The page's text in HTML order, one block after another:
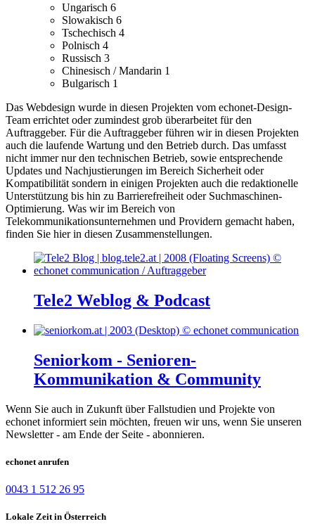
Ungarisch 6
Slowakisch 6
Tschechisch 4
Polnisch 4
Russisch 3
Chinesisch / Mandarin 1
Bulgarisch 1
Das Webdesign wurde in diesen Projekten vom echonet-Design-
Team errichtet oder zumindest grob überarbeitet für den
Auftraggeber. Für die Auftraggeber führen wir in diesen Projekten
auch die laufende Wartung und den Betrieb durch. Das umfasst
nicht immer nur den technischen Betrieb, sowie entsprechende
Updates und Nachjustierungen im Bereich Sicherheit oder
Kompatibilität sondern in einigen Projekten auch die redaktionelle
Unterstützung bis hin zu Barrierefreiheit oder Suchmaschinen-
Optimierung. Was wir im Bereich von
Telekommunikationsunternehmen und Providern gemacht haben,
finden Sie hier in diesen Zusammenstellungen.
Tele2 Weblog & Podcast
Seniorkom - Senioren-
Kommunikation & Community
Wenn Sie auch in Zukunft über Fallstudien und Projekte von
echonet informiert sein möchten, freuen wir uns, wenn Sie unseren
Newsletter - am Ende der Seite - abonnieren.
echonet anrufen
0043 1 512 26 95
Lokale Zeit in Österreich